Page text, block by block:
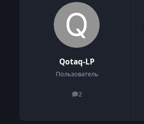
Qotaq-LP
Пользователь
2
сообщения